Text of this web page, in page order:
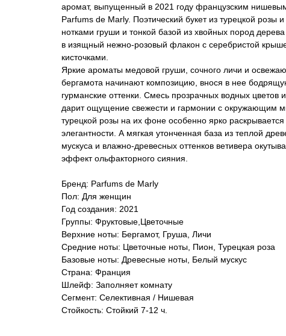
аромат, выпущенный в 2021 году французским
Parfums de Marly. Поэтический букет из турецкой розы
нотками груши и тонкой базой из хвойных пород
в изящный нежно-розовый флакон с серебристой
кисточками.
Яркие ароматы медовой груши, сочного личи и
бергамота начинают композицию, внося в нее
гурманские оттенки. Смесь прозрачных водных цветов
дарит ощущение свежести и гармонии с окружающим
турецкой розы на их фоне особенно ярко раскрывается
элегантности. А мягкая утонченная база из теплой
мускуса и влажно-древесных оттенков ветивера
эффект ольфакторного сияния.
Бренд: Parfums de Marly
Пол: Для женщин
Год создания: 2021
Группы: Фруктовые,Цветочные
Верхние ноты: Бергамот, Груша, Личи
Средние ноты: Цветочные ноты, Пион, Турецкая роза
Базовые ноты: Древесные ноты, Белый мускус
Страна: Франция
Шлейф: Заполняет комнату
Сегмент: Селективная / Нишевая
Стойкость: Стойкий 7-12 ч.